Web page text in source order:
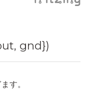
gnd})
す。